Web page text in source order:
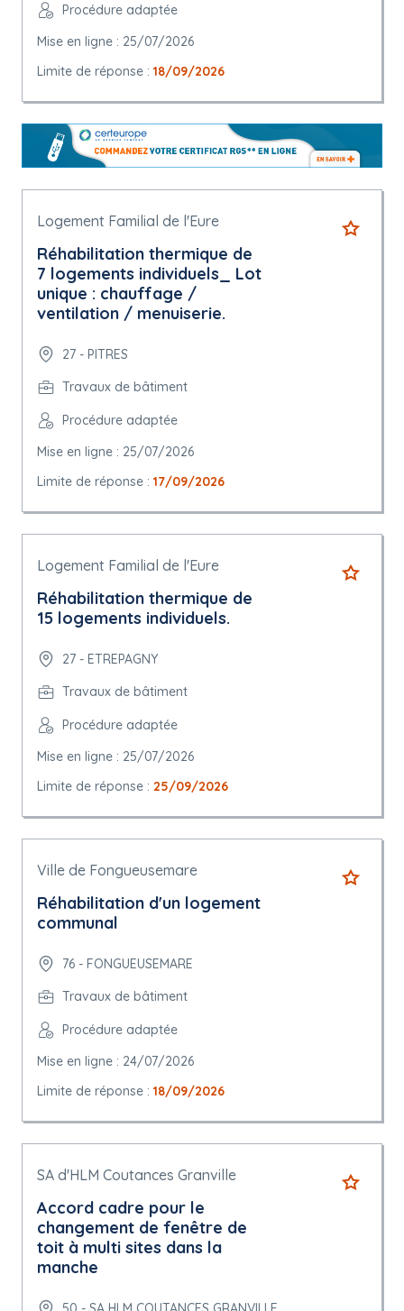
Procédure adaptée
Mise en ligne : 25/07/2026
Limite de réponse : 18/09/2026
Logement Familial de l'Eure
Réhabilitation thermique de
7 logements individuels_ Lot
unique : chauffage /
ventilation / menuiserie.
27 - PITRES
Travaux de bâtiment
Procédure adaptée
Mise en ligne : 25/07/2026
Limite de réponse : 17/09/2026
Logement Familial de l'Eure
Réhabilitation thermique de
15 logements individuels.
27 - ETREPAGNY
Travaux de bâtiment
Procédure adaptée
Mise en ligne : 25/07/2026
Limite de réponse : 25/09/2026
Ville de Fongueusemare
Réhabilitation d'un logement
communal
76 - FONGUEUSEMARE
Travaux de bâtiment
Procédure adaptée
Mise en ligne : 24/07/2026
Limite de réponse : 18/09/2026
SA d'HLM Coutances Granville
Accord cadre pour le
changement de fenêtre de
toit à multi sites dans la
manche